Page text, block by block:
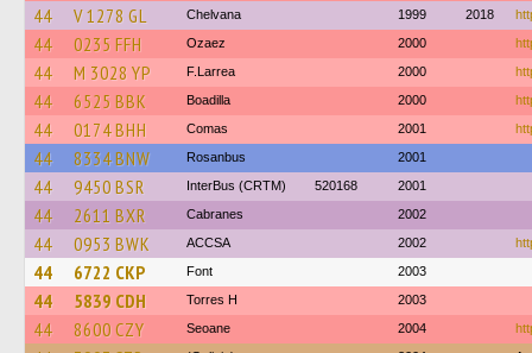
44 V 1278 GL Chelvana 1999 2018
44 0235 FFH Ozaez 2000
44 M 3028 YP F.Larrea 2000
44 6525 BBK Boadilla 2000
44 0174 BHH Comas 2001
44 8334 BNW Rosanbus 2001
44 9450 BSR InterBus (CRTM) 520168 2001
44 2611 BXR Cabranes 2002
44 0953 BWK ACCSA 2002
44 6722 CKP Font 2003
44 5839 CDH Torres H 2003
44 8600 CZY Seoane 2004